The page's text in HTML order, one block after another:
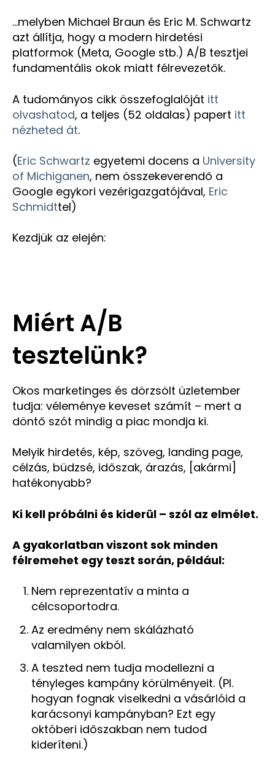
…melyben Michael Braun és Eric M. Schwartz
azt állítja, hogy a modern hirdetési
platformok (Meta, Google stb.) A/B tesztjei
fundamentális okok miatt félrevezetők.
A tudományos cikk összefoglalóját itt
olvashatod, a teljes (52 oldalas) papert itt
nézheted át.
(Eric Schwartz egyetemi docens a University
of Michiganen, nem összekeverendő a
Google egykori vezérigazgatójával, Eric
Schmidttel)
Kezdjük az elején:
Miért A/B
tesztelünk?
Okos marketinges és dörzsölt üzletember
tudja: véleménye keveset számít – mert a
döntő szót mindig a piac mondja ki.
Melyik hirdetés, kép, szöveg, landing page,
célzás, büdzsé, időszak, árazás, [akármi]
hatékonyabb?
Ki kell próbálni és kiderül – szól az elmélet.
A gyakorlatban viszont sok minden
félremehet egy teszt során, például:
Nem reprezentatív a minta a
célcsoportodra.
Az eredmény nem skálázható
valamilyen okból.
A teszted nem tudja modellezni a
tényleges kampány körülményeit. (Pl.
hogyan fognak viselkedni a vásárlóid a
karácsonyi kampányban? Ezt egy
októberi időszakban nem tudod
kideríteni.)